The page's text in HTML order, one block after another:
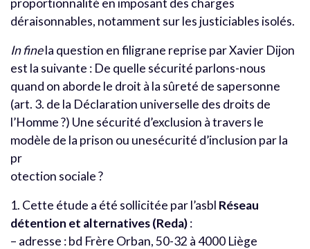
déraisonnables, notamment sur les justiciables isolés.
In finela question en filigrane reprise par Xavier Dijon
est la suivante : De quelle sécurité parlons-nous
quand on aborde le droit à la sûreté de sapersonne
(art. 3. de la Déclaration universelle des droits de
l’Homme ?) Une sécurité d’exclusion à travers le
modèle de la prison ou unesécurité d’inclusion par la
pr
otection sociale ?
1. Cette étude a été sollicitée par l’asbl Réseau
détention et alternatives (Reda):
– adresse : bd Frère Orban, 50-32 à 4000 Liège